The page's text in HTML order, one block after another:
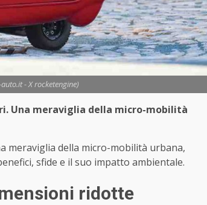
- X rocketengine)
Una meraviglia della micro-mobilità
meraviglia della micro-mobilità urbana,
sfide e il suo impatto ambientale.
ridotte